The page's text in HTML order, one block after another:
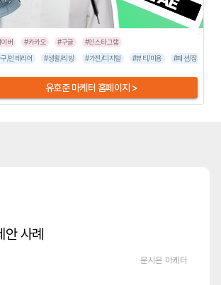
인먼트 #여행/숙박 #유통/쇼핑몰 #인터넷/통신 #자동차
사 #가전/디지털 #부동산/건설 #뷰티/미용 #기업서비스
버 #카카오 #구글
#인스타그램
/인테리어
#생활/리빙 #가전/디지털 #뷰티/미용 #패션/잡화
유호준 마케터 홈페이지 >
안 사례
문시은 마케터